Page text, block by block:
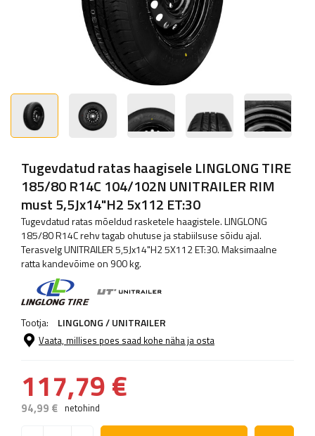
Tugevdatud ratas haagisele LINGLONG TIRE
185/80 R14C 104/102N UNITRAILER RIM
must 5,5Jx14"H2 5x112 ET:30
Tugevdatud ratas mõeldud rasketele haagistele. LINGLONG
185/80 R14C rehv tagab ohutuse ja stabiilsuse sõidu ajal.
Terasvelg UNITRAILER 5,5Jx14"H2 5X112 ET:30. Maksimaalne
ratta kandevõime on 900 kg.
Tootja: LINGLONG / UNITRAILER
Vaata, millises poes saad kohe näha ja osta
117,79 €
94,99 € netohind